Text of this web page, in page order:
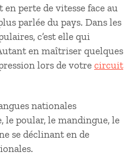
perte de vitesse face au
parlée du pays. Dans les
c’est elle qui
en maîtriser quelques
lors de votrecircuit
nationales
le poular, le mandingue, le
se déclinant en de